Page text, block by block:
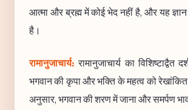
आत्मा और ब्रह्म में कोई भेद नहीं है, और यह ज्ञान
है।
रामानुजाचार्य: रामानुजाचार्य का विशिष्टाद्वैत
भगवान की कृपा और भक्ति के महत्व को
अनुसार, भगवान की शरण में जाना और समर्पण